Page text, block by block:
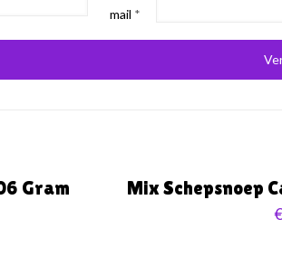
mail *
Gram Mix Schepsnoep